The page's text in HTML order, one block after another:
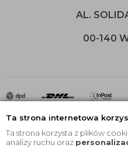
Ta strona internetowa
Ta strona korzysta z plików
analizy ruchu oraz
AL.
00-140